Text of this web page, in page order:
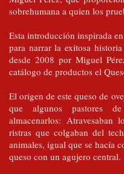
sobrehumana a quien los
Esta introducción inspirada
para narrar la exitosa
desde 2008 por Miguel
catálogo de productos el
El origen de este queso de
que algunos pastores
almacenarlos: Atravesaban
ristras que colgaban del
animales, igual que se hacía
queso con un agujero central.